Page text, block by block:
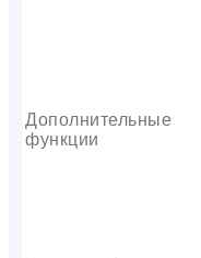
Дополнительные
функции